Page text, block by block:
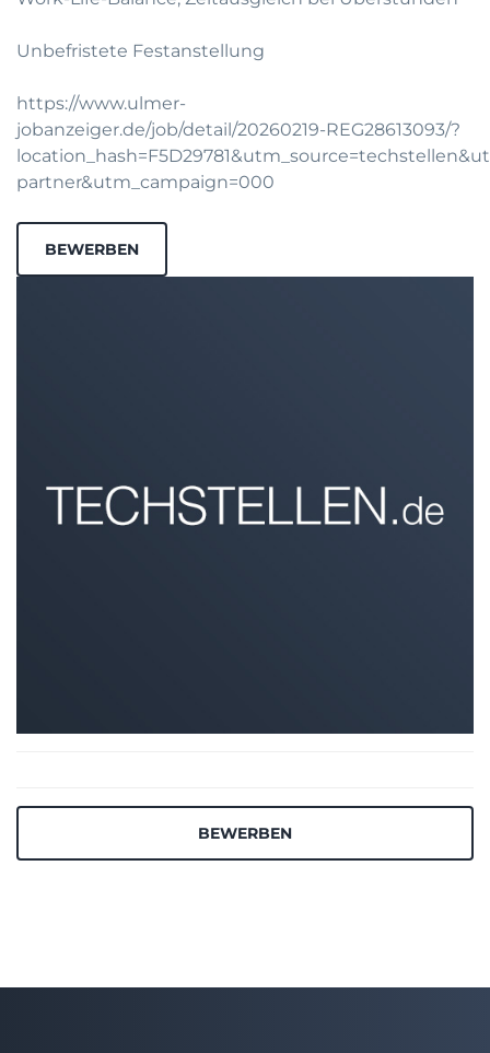
Unbefristete Festanstellung
https://www.ulmer-
jobanzeiger.de/job/detail/20260219-REG28613093/?
partner&utm_campaign=000
BEWERBEN
BEWERBEN